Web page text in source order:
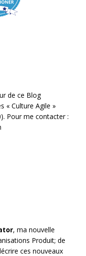
de ce Blog
« Culture Agile »
Pour me contacter :
, ma nouvelle
Produit; de
ces nouveaux